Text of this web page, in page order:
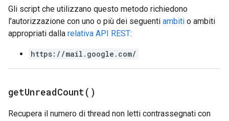
Gli script che utilizzano questo metodo richiedono
l'autorizzazione con uno o più dei seguenti ambiti o ambiti
appropriati dalla relativa API REST:
https://mail.google.com/
getUnreadCount( )
Recupera il numero di thread non letti contrassegnati con